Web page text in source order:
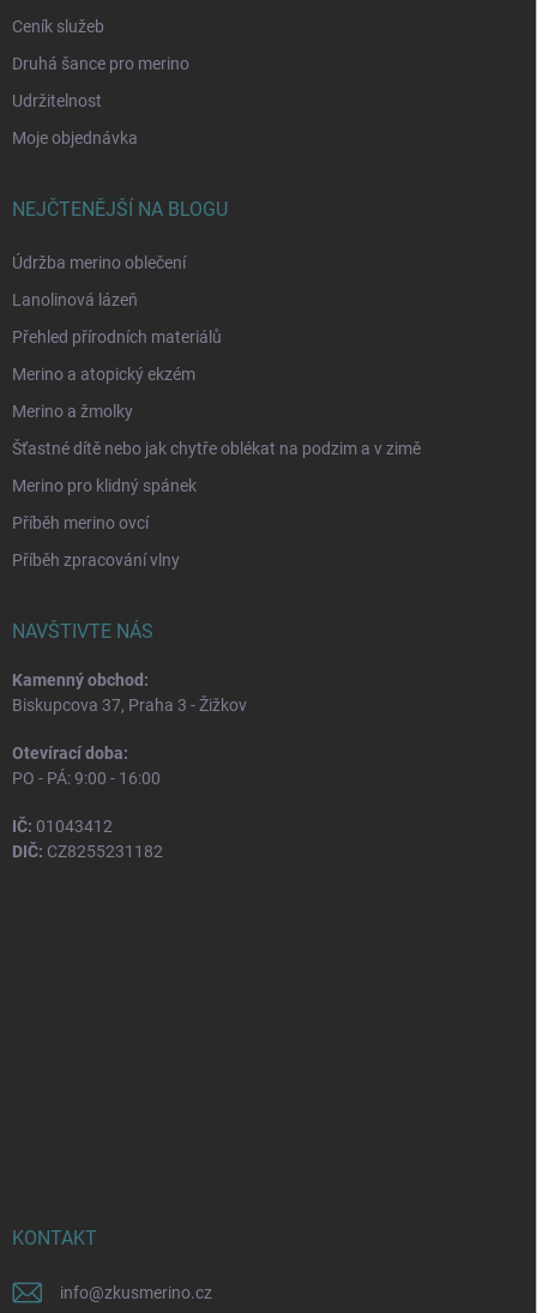
Ceník služeb
Druhá šance pro merino
Udržitelnost
Moje objednávka
NEJČTENĚJŠÍ NA BLOGU
Údržba merino oblečení
Lanolinová lázeň
Přehled přírodních materiálů
Merino a atopický ekzém
Merino a žmolky
Šťastné dítě nebo jak chytře oblékat na podzim a v zimě
Merino pro klidný spánek
Příběh merino ovcí
Příběh zpracování vlny
NAVŠTIVTE NÁS
Kamenný obchod:
Biskupcova 37, Praha 3 - Žižkov
Otevírací doba:
PO - PÁ: 9:00 - 16:00
IČ: 01043412
DIČ: CZ8255231182
KONTAKT
info@zkusmerino.cz